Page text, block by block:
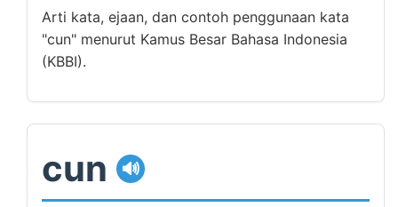
Arti kata, ejaan, dan contoh penggunaan kata
"cun" menurut Kamus Besar Bahasa Indonesia
(KBBI).
cun 🔊